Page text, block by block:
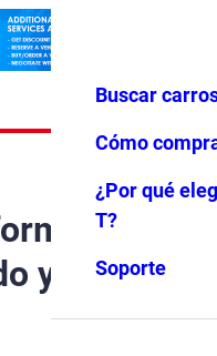
Favoritos Menú
Buscar
Cómo
¿Por qué
T?
Soporte
que
ya ha